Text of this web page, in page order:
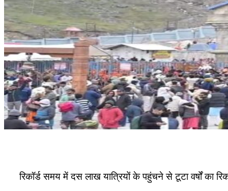
रिकॉर्ड समय में दस लाख यात्रियों के पहुंचने से टूटा वर्षों का